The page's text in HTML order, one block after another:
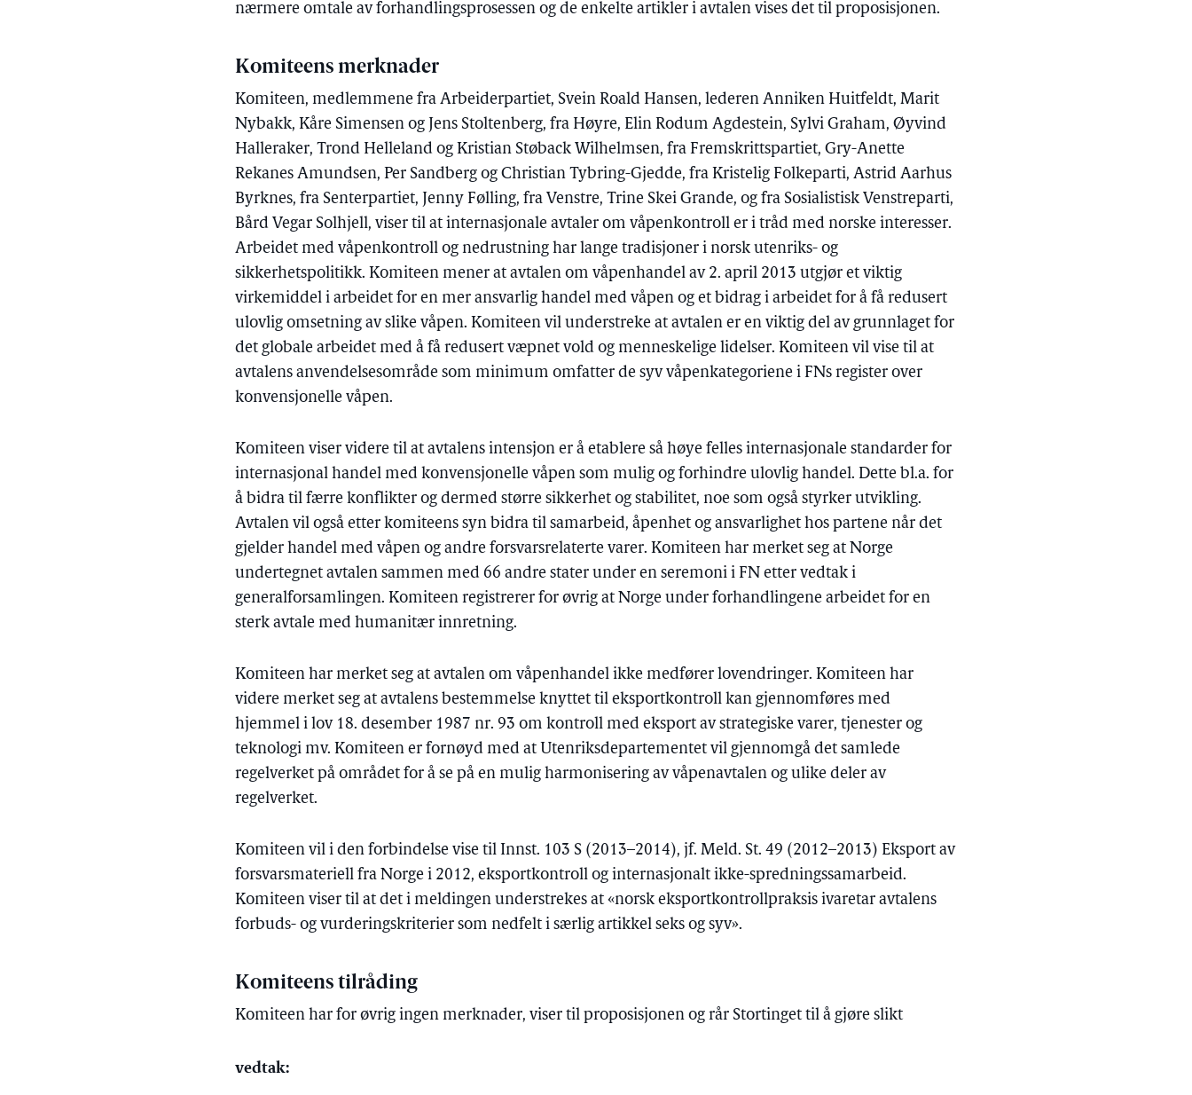
nærmere omtale av forhandlingsprosessen og de enkelte artikler i avtalen vises det til proposisjonen.
Komiteens merknader
Komiteen, medlemmene fra Arbeiderpartiet, Svein Roald Hansen, lederen Anniken Huitfeldt, Marit
Nybakk, Kåre Simensen og Jens Stoltenberg, fra Høyre, Elin Rodum Agdestein, Sylvi Graham, Øyvind
Halleraker, Trond Helleland og Kristian Støback Wilhelmsen, fra Fremskrittspartiet, Gry-Anette
Rekanes Amundsen, Per Sandberg og Christian Tybring-Gjedde, fra Kristelig Folkeparti, Astrid Aarhus
Byrknes, fra Senterpartiet, Jenny Følling, fra Venstre, Trine Skei Grande, og fra Sosialistisk Venstreparti,
Bård Vegar Solhjell, viser til at internasjonale avtaler om våpenkontroll er i tråd med norske interesser.
Arbeidet med våpenkontroll og nedrustning har lange tradisjoner i norsk utenriks- og
sikkerhetspolitikk. Komiteen mener at avtalen om våpenhandel av 2. april 2013 utgjør et viktig
virkemiddel i arbeidet for en mer ansvarlig handel med våpen og et bidrag i arbeidet for å få redusert
ulovlig omsetning av slike våpen. Komiteen vil understreke at avtalen er en viktig del av grunnlaget for
det globale arbeidet med å få redusert væpnet vold og menneskelige lidelser. Komiteen vil vise til at
avtalens anvendelsesområde som minimum omfatter de syv våpenkategoriene i FNs register over
konvensjonelle våpen.
Komiteen viser videre til at avtalens intensjon er å etablere så høye felles internasjonale standarder for
internasjonal handel med konvensjonelle våpen som mulig og forhindre ulovlig handel. Dette bl.a. for
å bidra til færre konflikter og dermed større sikkerhet og stabilitet, noe som også styrker utvikling.
Avtalen vil også etter komiteens syn bidra til samarbeid, åpenhet og ansvarlighet hos partene når det
gjelder handel med våpen og andre forsvarsrelaterte varer. Komiteen har merket seg at Norge
undertegnet avtalen sammen med 66 andre stater under en seremoni i FN etter vedtak i
generalforsamlingen. Komiteen registrerer for øvrig at Norge under forhandlingene arbeidet for en
sterk avtale med humanitær innretning.
Komiteen har merket seg at avtalen om våpenhandel ikke medfører lovendringer. Komiteen har
videre merket seg at avtalens bestemmelse knyttet til eksportkontroll kan gjennomføres med
hjemmel i lov 18. desember 1987 nr. 93 om kontroll med eksport av strategiske varer, tjenester og
teknologi mv. Komiteen er fornøyd med at Utenriksdepartementet vil gjennomgå det samlede
regelverket på området for å se på en mulig harmonisering av våpenavtalen og ulike deler av
regelverket.
Komiteen vil i den forbindelse vise til Innst. 103 S (2013–2014), jf. Meld. St. 49 (2012–2013) Eksport av
forsvarsmateriell fra Norge i 2012, eksportkontroll og internasjonalt ikke-spredningssamarbeid.
Komiteen viser til at det i meldingen understrekes at «norsk eksportkontrollpraksis ivaretar avtalens
forbuds- og vurderingskriterier som nedfelt i særlig artikkel seks og syv».
Komiteens tilråding
Komiteen har for øvrig ingen merknader, viser til proposisjonen og rår Stortinget til å gjøre slikt
vedtak: